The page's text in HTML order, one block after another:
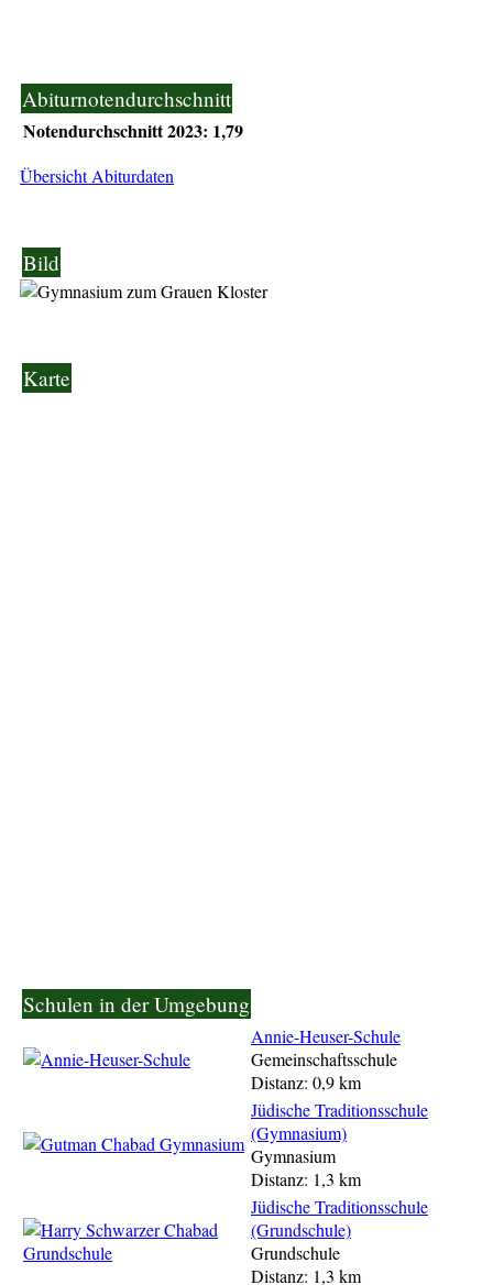
Abiturnotendurchschnitt
Notendurchschnitt 2023: 1,79
Übersicht Abiturdaten
Bild
Karte
Schulen in der Umgebung
Annie-Heuser-Schule
Gemeinschaftsschule
Distanz: 0,9 km
Jüdische Traditionsschule
(Gymnasium)
Gymnasium
Distanz: 1,3 km
Jüdische Traditionsschule
(Grundschule)
Grundschule
Distanz: 1,3 km